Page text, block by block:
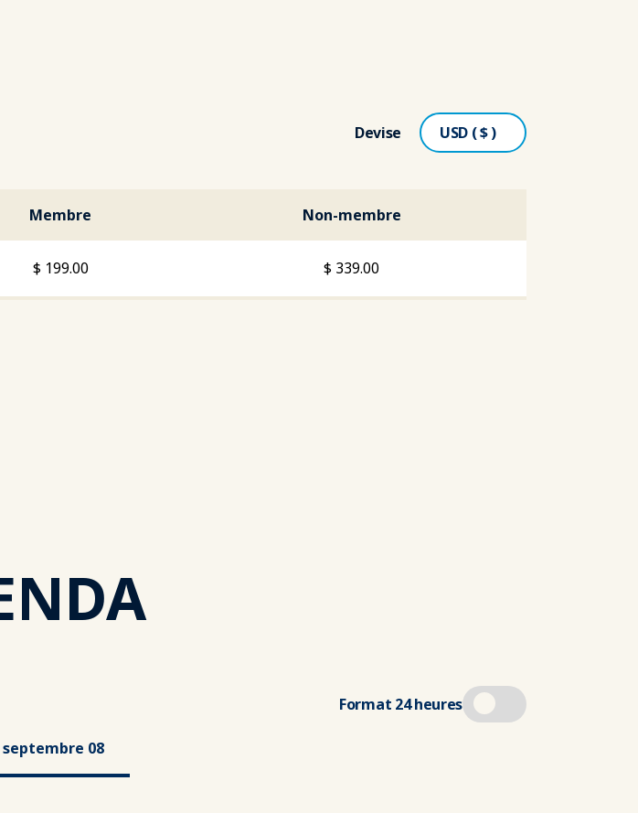
Devise
Membre Non-membre
$ 199.00 $ 339.00
Format 24 heures
08